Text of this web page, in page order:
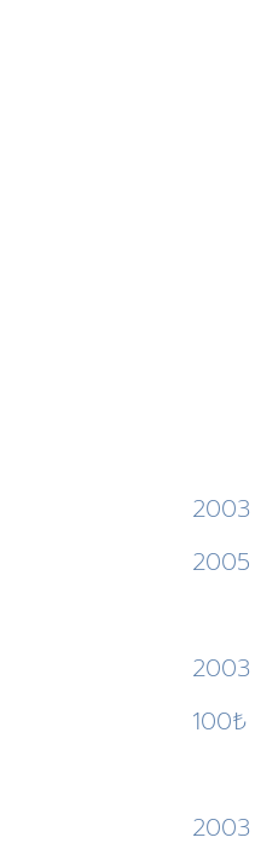
2003
2005
2003
100₺
2003